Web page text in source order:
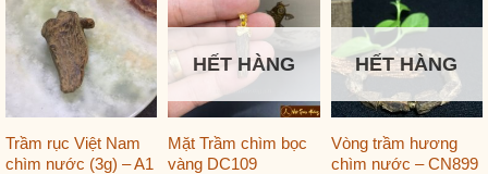
Trầm rục Việt Nam
chìm nước (3g) – A1
HẾT HÀNG
Mặt Trầm chìm bọc
vàng DC109
HẾT HÀNG
Vòng trầm hương
chìm nước – CN899